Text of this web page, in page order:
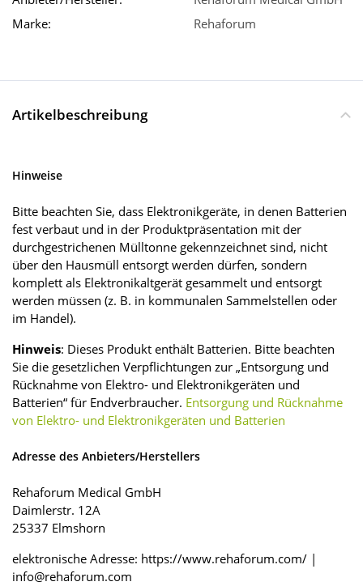
Marke:
Rehaforum
Artikelbeschreibung
Hinweise
Bitte beachten Sie, dass Elektronikgeräte, in denen Batterien
fest verbaut und in der Produktpräsentation mit der
durchgestrichenen Mülltonne gekennzeichnet sind, nicht
über den Hausmüll entsorgt werden dürfen, sondern
komplett als Elektronikaltgerät gesammelt und entsorgt
werden müssen (z. B. in kommunalen Sammel­stellen oder
im Handel).
Hinweis: Dieses Produkt enthält Batterien. Bitte beachten
Sie die gesetzlichen Verpflichtungen zur „Entsorgung und
Rücknahme von Elektro- und Elektronikgeräten und
Batterien“ für Endverbraucher. Entsorgung und Rücknahme
von Elektro- und Elektronikgeräten und Batterien
Adresse des Anbieters/Herstellers
Rehaforum Medical GmbH
Daimlerstr. 12A
25337 Elmshorn
elektronische Adresse: https://www.rehaforum.com/ |
info@rehaforum.com